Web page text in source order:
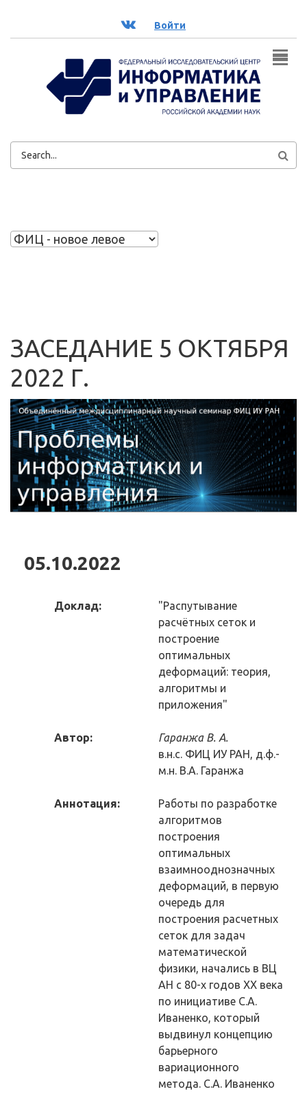
ВК Войти
ФОРМА
ЗАСЕДАНИЕ 5 ОКТЯБРЯ
2022 Г.
05.10.2022
Доклад:
"Распутывание
расчётных сеток и
построение
оптимальных
деформаций: теория,
алгоритмы и
приложения"
Автор:
Гаранжа В. А.
в.н.с. ФИЦ ИУ РАН, д.ф.-
м.н. В.А. Гаранжа
Аннотация:
Работы по разработке
алгоритмов
построения
оптимальных
взаимнооднозначных
деформаций, в первую
очередь для
построения расчетных
сеток для задач
математической
физики, начались в ВЦ
АН с 80-х годов XX века
по инициативе С.А.
Иваненко, который
выдвинул концепцию
барьерного
вариационного
метода. С.А. Иваненко